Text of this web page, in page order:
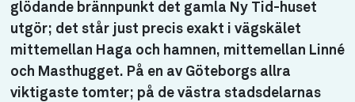
glödande brännpunkt det gamla Ny Tid-huset
utgör; det står just precis exakt i vägskälet
mittemellan Haga och hamnen, mittemellan Linné
och Masthugget. På en av Göteborgs allra
viktigaste tomter; på de västra stadsdelarnas